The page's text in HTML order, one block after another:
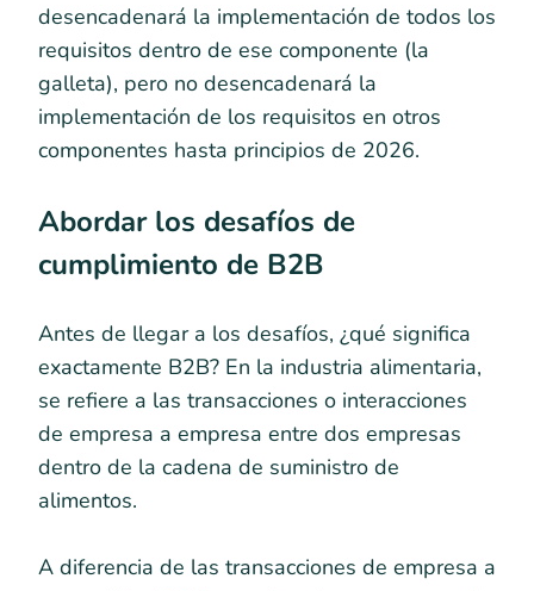
desencadenará la implementación de todos los
requisitos dentro de ese componente (la
galleta), pero no desencadenará la
implementación de los requisitos en otros
componentes hasta principios de 2026.
Abordar los desafíos de
cumplimiento de B2B
Antes de llegar a los desafíos, ¿qué significa
exactamente B2B? En la industria alimentaria,
se refiere a las transacciones o interacciones
de empresa a empresa entre dos empresas
dentro de la cadena de suministro de
alimentos.
A diferencia de las transacciones de empresa a